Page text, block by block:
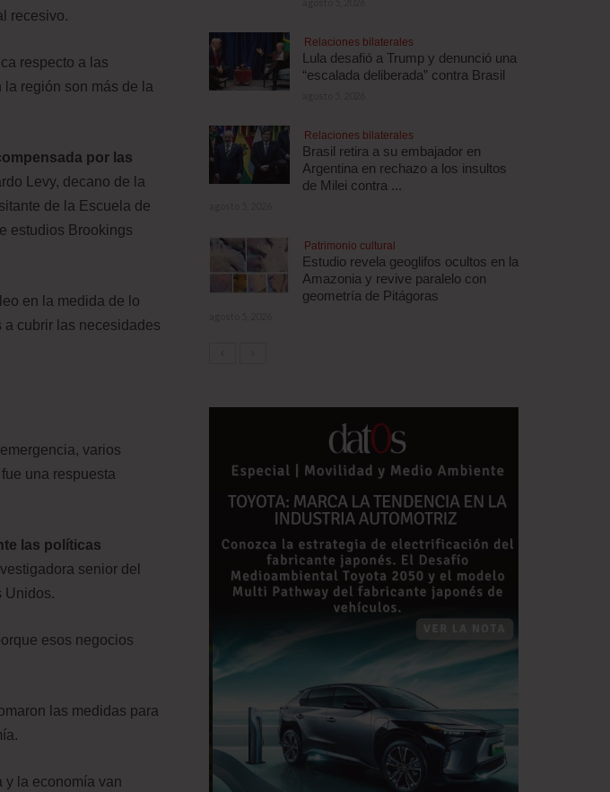
recesivo.
respecto a las
la región son más de la
por las
Levy, decano de la
de la Escuela de
estudios Brookings
en la medida de lo
cubrir las necesidades
varios
una respuesta
las políticas
senior del
Unidos.
esos negocios
las medidas para
y la economía van
Relaciones bilaterales
Lula desafió a Trump y denunció una
“escalada deliberada” contra Brasil
Relaciones bilaterales
Brasil retira a su embajador en
Argentina en rechazo a los insultos
de Milei contra ...
Patrimonio cultural
Estudio revela geoglifos ocultos en la
Amazonia y revive paralelo con
geometría de Pitágoras